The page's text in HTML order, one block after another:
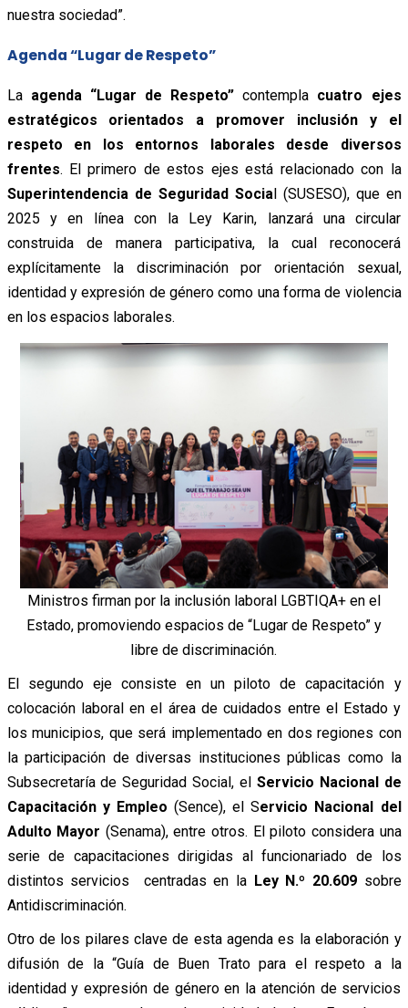
nuestra sociedad”.
Agenda “Lugar de Respeto”
La agenda “Lugar de Respeto” contempla cuatro ejes
estratégicos orientados a promover inclusión y el
respeto en los entornos laborales desde diversos
frentes. El primero de estos ejes está relacionado con la
Superintendencia de Seguridad Social (SUSESO), que en
2025 y en línea con la Ley Karin, lanzará una circular
construida de manera participativa, la cual reconocerá
explícitamente la discriminación por orientación sexual,
identidad y expresión de género como una forma de violencia
en los espacios laborales.
Ministros firman por la inclusión laboral LGBTIQA+ en el
Estado, promoviendo espacios de “Lugar de Respeto” y
libre de discriminación.
El segundo eje consiste en un piloto de capacitación y
colocación laboral en el área de cuidados entre el Estado y
los municipios, que será implementado en dos regiones con
la participación de diversas instituciones públicas como la
Subsecretaría de Seguridad Social, el Servicio Nacional de
Capacitación y Empleo (Sence), el Servicio Nacional del
Adulto Mayor (Senama), entre otros. El piloto considera una
serie de capacitaciones dirigidas al funcionariado de los
distintos servicios centradas en la Ley N.º 20.609sobre
Antidiscriminación.
Otro de los pilares clave de esta agenda es la elaboración y
difusión de la “Guía de Buen Trato para el respeto a la
identidad y expresión de género en la atención de servicios